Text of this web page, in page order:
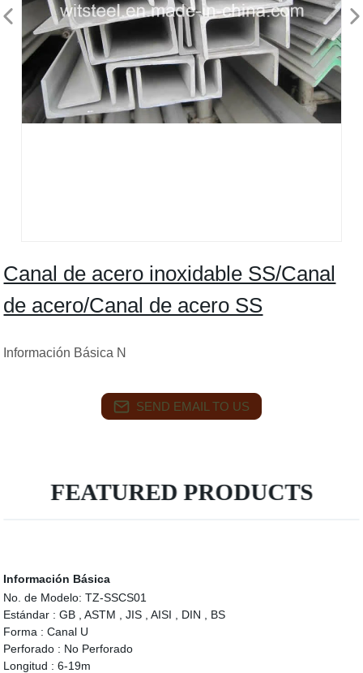
Canal de acero inoxidable SS/Canal
de acero/Canal de acero SS
Información Básica N
SEND EMAIL TO US
FEATURED PRODUCTS
Información Básica
No. de Modelo: TZ-SSCS01
Estándar : GB , ASTM , JIS , AISI , DIN , BS
Forma : Canal U
Perforado : No Perforado
Longitud : 6-19m